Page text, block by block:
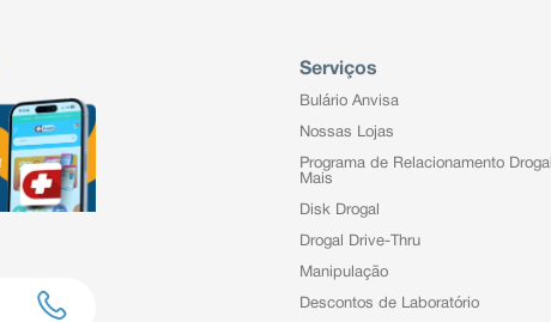
Serviços
Bulário Anvisa
Nossas Lojas
Programa de Relacionamento Drogal
Mais
Disk Drogal
Drogal Drive-Thru
Manipulação
Descontos de Laboratório